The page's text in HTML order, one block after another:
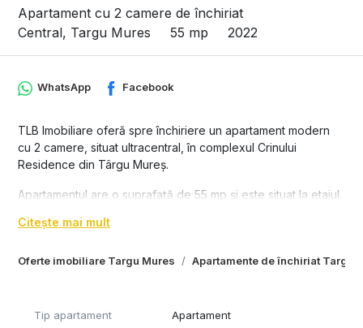
Apartament cu 2 camere de închiriat
Central, Targu Mures
55 mp 2022
Oferte imobiliare Targu Mures Apartamente de închiriat Targu
WhatsApp Facebook
TLB Imobiliare oferă spre închiriere un apartament modern
cu 2 camere, situat ultracentral, în complexul Crinului
Residence din Târgu Mureș.
Apartamentul are o suprafață de 55 mp și este situat la etajul
complet mobilată și utilată nou, cu finisaje premium și un
Pardoseala din parchet și tâmplăria din lemn oferă confort și
Citește mai mult
Tip apartament Apartament